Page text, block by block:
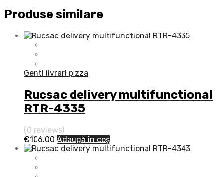
Produse similare
Genti livrari pizza
Rucsac delivery multifunctional
RTR-4335
(0 reviews)
€106.00 Adaugă în coș